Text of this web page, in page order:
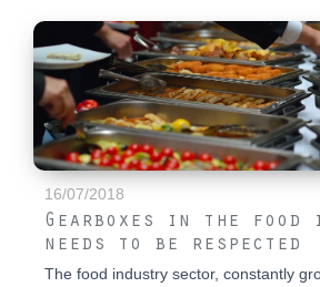
16/07/2018
Gearboxes in the food
needs to be respected
The food industry sector, constantly